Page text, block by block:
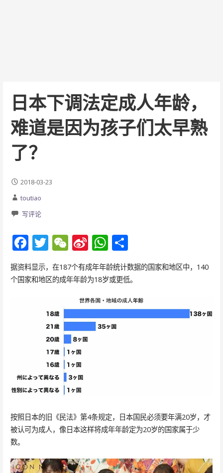
日本下调法定成人年龄，
难道是因为孩子们太早熟
了？
2018-03-23
toutiao
写评论
F
ac
e
b
T
w
itt
er
W
e
C
h
at
Si
n
a
W
ei
b
o
W
h
at
s
A
p
分
享
据资料显示，在187个有成年年龄统计数据的国家和地区中，140
个国家和地区的成年年龄为18岁或更低。
按照日本的旧《民法》第4条规定，日本国民必须要年满20岁，才
被认可为成人，像日本这样将成年年龄定为20岁的国家属于少
数。